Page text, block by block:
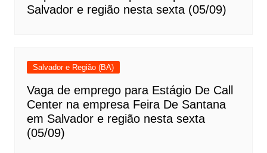
Salvador e região nesta sexta (05/09)
Salvador e Região (BA)
Vaga de emprego para Estágio De Call
Center na empresa Feira De Santana
em Salvador e região nesta sexta
(05/09)